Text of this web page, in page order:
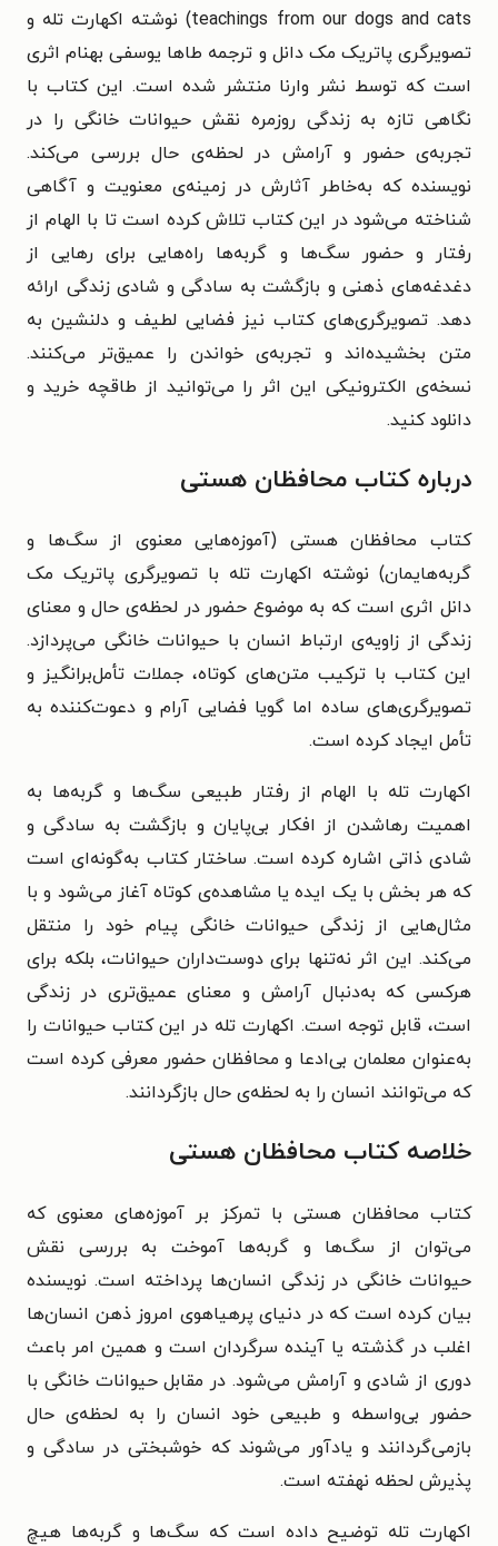
teachings from our dogs and cats) نوشته‌ اکهارت تله و
تصویرگری پاتریک مک‌ دانل و ترجمه‌ طاها یوسفی بهنام اثری
است که توسط نشر وارنا منتشر شده است. این کتاب با
نگاهی تازه به زندگی روزمره نقش حیوانات خانگی را در
تجربه‌ی حضور و آرامش در لحظه‌ی حال بررسی می‌کند.
نویسنده که به‌خاطر آثارش در زمینه‌ی معنویت و آگاهی
شناخته می‌شود در این کتاب تلاش کرده است تا با الهام از
رفتار و حضور سگ‌ها و گربه‌ها راه‌هایی برای رهایی از
دغدغه‌های ذهنی و بازگشت به سادگی و شادی زندگی ارائه
دهد. تصویرگری‌های کتاب نیز فضایی لطیف و دلنشین به
متن بخشیده‌اند و تجربه‌ی خواندن را عمیق‌تر می‌کنند.
نسخه‌ی الکترونیکی این اثر را می‌توانید از طاقچه خرید و
دانلود کنید.
درباره کتاب محافظان هستی
کتاب محافظان هستی (آموزه‌هایی معنوی از سگ‌ها و
گربه‌هایمان) نوشته‌ اکهارت تله با تصویرگری پاتریک مک‌
دانل اثری است که به موضوع حضور در لحظه‌ی حال و معنای
زندگی از زاویه‌ی ارتباط انسان با حیوانات خانگی می‌پردازد.
این کتاب با ترکیب متن‌های کوتاه، جملات تأمل‌برانگیز و
تصویرگری‌های ساده اما گویا فضایی آرام و دعوت‌کننده به
تأمل ایجاد کرده است.
اکهارت تله با الهام از رفتار طبیعی سگ‌ها و گربه‌ها به
اهمیت رهاشدن از افکار بی‌پایان و بازگشت به سادگی و
شادی ذاتی اشاره کرده است. ساختار کتاب به‌گونه‌ای است
که هر بخش با یک ایده یا مشاهده‌ی کوتاه آغاز می‌شود و با
مثال‌هایی از زندگی حیوانات خانگی پیام خود را منتقل
می‌کند. این اثر نه‌تنها برای دوست‌داران حیوانات، بلکه برای
هرکسی که به‌دنبال آرامش و معنای عمیق‌تری در زندگی
است، قابل توجه است. اکهارت تله در این کتاب حیوانات را
به‌عنوان معلمان بی‌ادعا و محافظان حضور معرفی کرده است
که می‌توانند انسان را به لحظه‌ی حال بازگردانند.
خلاصه کتاب محافظان هستی
کتاب محافظان هستی با تمرکز بر آموزه‌های معنوی که
می‌توان از سگ‌ها و گربه‌ها آموخت به بررسی نقش
حیوانات خانگی در زندگی انسان‌ها پرداخته است. نویسنده
بیان کرده است که در دنیای پرهیاهوی امروز ذهن انسان‌ها
اغلب در گذشته یا آینده سرگردان است و همین امر باعث
دوری از شادی و آرامش می‌شود. در مقابل حیوانات خانگی با
حضور بی‌واسطه و طبیعی خود انسان را به لحظه‌ی حال
بازمی‌گردانند و یادآور می‌شوند که خوشبختی در سادگی و
پذیرش لحظه نهفته است.
اکهارت تله توضیح داده است که سگ‌ها و گربه‌ها هیچ